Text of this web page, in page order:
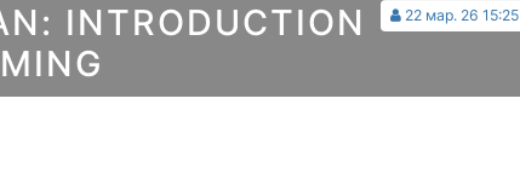
22 мар. 26 15:25
INTRODUCTION